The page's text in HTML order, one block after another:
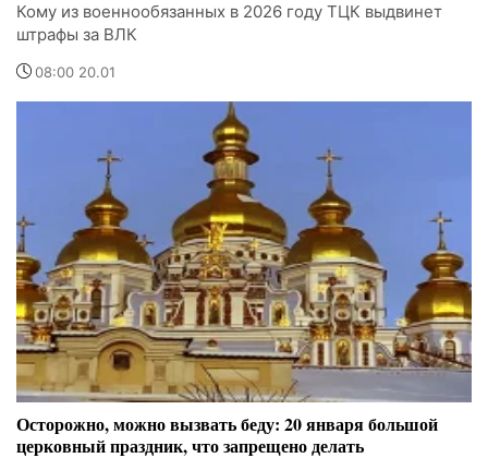
Кому из военнообязанных в 2026 году ТЦК выдвинет
штрафы за ВЛК
08:00 20.01
Осторожно, можно вызвать беду: 20 января большой
церковный праздник, что запрещено делать